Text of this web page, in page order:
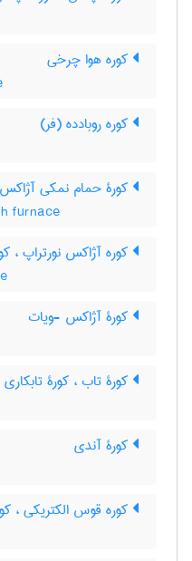
کوره هوا چرخی
کوره روبادده (فر)
کورۀ حمام نمکی
furnace
کوره آژاکس نورتراپ ،
کورۀ آژاکس -ویات
کورۀ تاب ، کورۀ
کورۀ آندی
کوره قوس الکتریکی ،